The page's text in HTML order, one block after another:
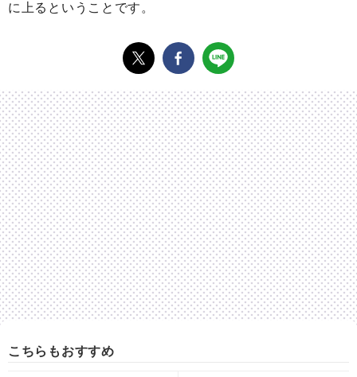
に上るということです。
こちらもおすすめ